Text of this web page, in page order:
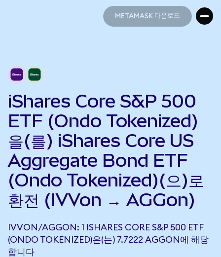
METAMASK 다운로드
iShares Core S&P 500
ETF (Ondo Tokenized)
을(를) iShares Core US
Aggregate Bond ETF
(Ondo Tokenized)(으)로
환전 (IVVon → AGGon)
IVVON/AGGON: 1 ISHARES CORE S&P 500 ETF
(ONDO TOKENIZED)은(는) 7.7222 AGGON에 해당
합니다